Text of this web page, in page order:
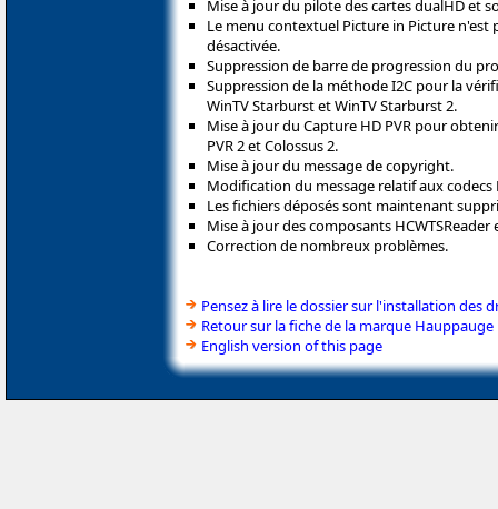
Mise à jour du pilote des cartes dualHD et
Le menu contextuel Picture in Picture
désactivée.
Suppression de barre de progression du
Suppression de la méthode I2C pour la
WinTV Starburst et WinTV Starburst 2.
Mise à jour du Capture HD PVR pour
PVR 2 et Colossus 2.
Mise à jour du message de copyright.
Modification du message relatif aux codecs
Les fichiers déposés sont maintenant
Mise à jour des composants HCWTSReader
Correction de nombreux problèmes.
Pensez à lire le dossier sur l'installation des
Retour sur la fiche de la marque Hauppauge
English version of this page